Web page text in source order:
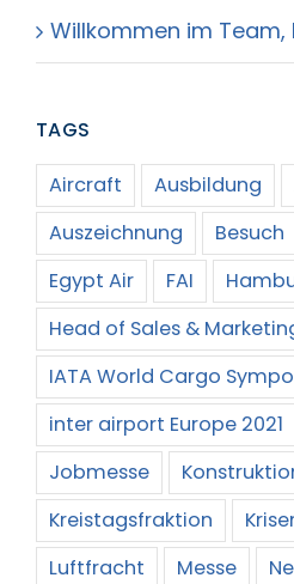
Willkommen im Team,
TAGS
Aircraft
Ausbildung
Auszeichnung
Besuch
Egypt Air
FAI
Head of Sales &
IATA World Cargo
inter airport Europe 2021
Jobmesse
Kreistagsfraktion
Luftfracht
Messe